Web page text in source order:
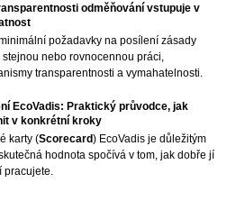
odměňování vstupuje v
požadavky na posílení zásady
nebo rovnocennou práci,
transparentnosti a vymahatelnosti.
EcoVadis: Praktický průvodce, jak
v konkrétní kroky
karty (Scorecard) EcoVadis je důležitým
hodnota spočívá v tom, jak dobře jí